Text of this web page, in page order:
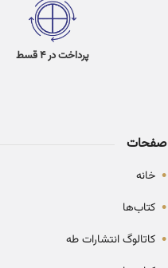
پرداخت در 4 قسط
صفحات
• خانه
• کتاب‌ها
• کاتالوگ انتشارات طه